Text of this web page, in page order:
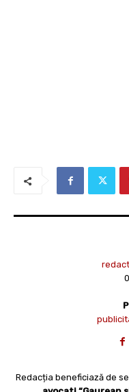
Redacția beneficiază de